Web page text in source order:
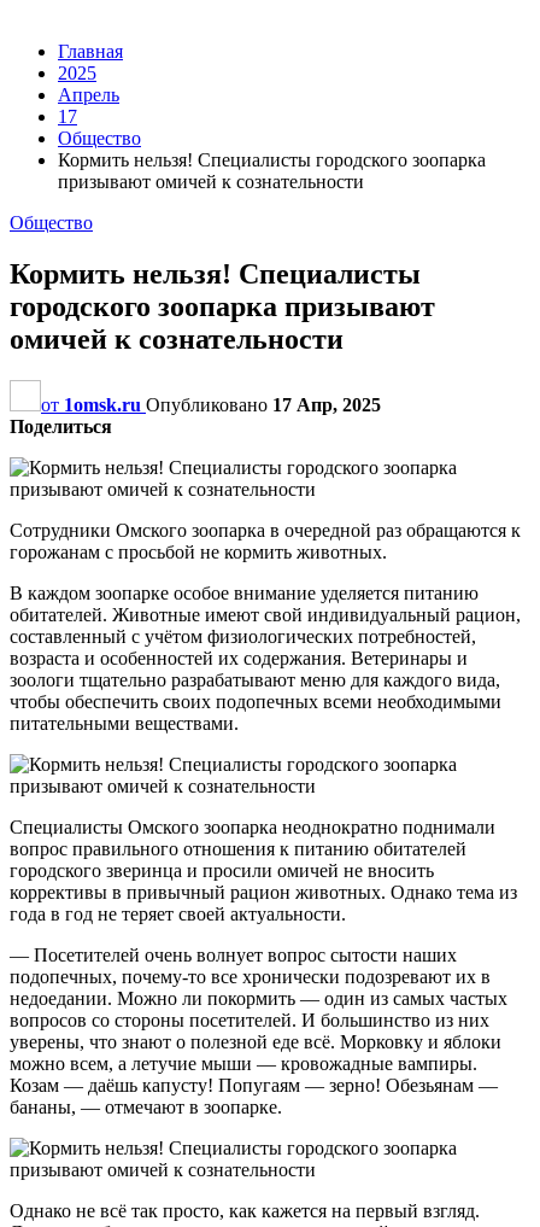
Главная
2025
Апрель
17
Общество
Кормить нельзя! Специалисты городского зоопарка
призывают омичей к сознательности
Общество
Кормить нельзя! Специалисты
городского зоопарка призывают
омичей к сознательности
от 1omsk.ru Опубликовано 17 Апр, 2025
Поделиться
Сотрудники Омского зоопарка в очередной раз обращаются к
горожанам с просьбой не кормить животных.
В каждом зоопарке особое внимание уделяется питанию
обитателей. Животные имеют свой индивидуальный рацион,
составленный с учётом физиологических потребностей,
возраста и особенностей их содержания. Ветеринары и
зоологи тщательно разрабатывают меню для каждого вида,
чтобы обеспечить своих подопечных всеми необходимыми
питательными веществами.
Специалисты Омского зоопарка неоднократно поднимали
вопрос правильного отношения к питанию обитателей
городского зверинца и просили омичей не вносить
коррективы в привычный рацион животных. Однако тема из
года в год не теряет своей актуальности.
— Посетителей очень волнует вопрос сытости наших
подопечных, почему-то все хронически подозревают их в
недоедании. Можно ли покормить — один из самых частых
вопросов со стороны посетителей. И большинство из них
уверены, что знают о полезной еде всё. Морковку и яблоки
можно всем, а летучие мыши — кровожадные вампиры.
Козам — даёшь капусту! Попугаям — зерно! Обезьянам —
бананы, — отмечают в зоопарке.
Однако не всё так просто, как кажется на первый взгляд.